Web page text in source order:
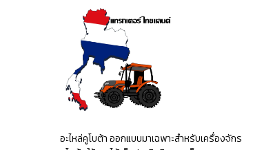
อะไหล่คูโบต้า ออกแบบมาเฉพาะสำหรับเครื่องจักร